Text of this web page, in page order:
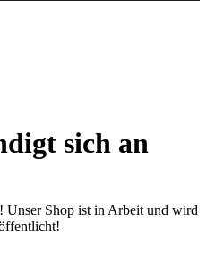
sich an
Unser Shop ist in Arbeit und wird